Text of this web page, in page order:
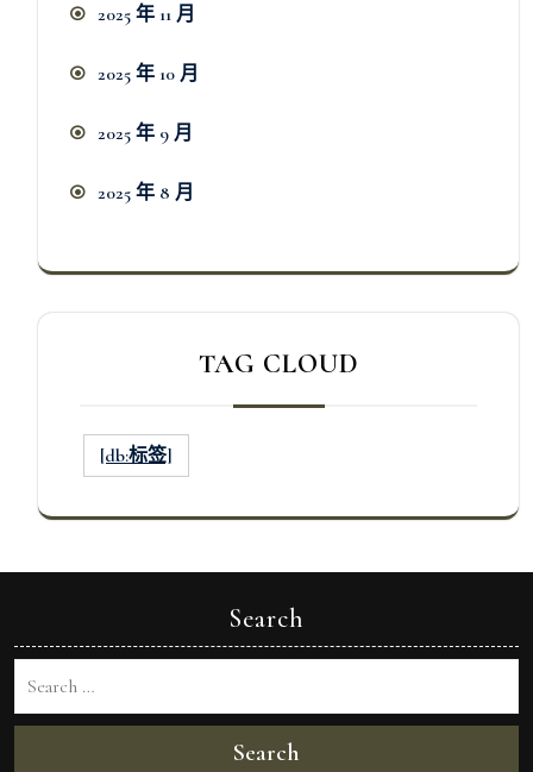
2025 年 11 月
2025 年 10 月
2025 年 9 月
2025 年 8 月
TAG CLOUD
[db:标签]
Search
Search